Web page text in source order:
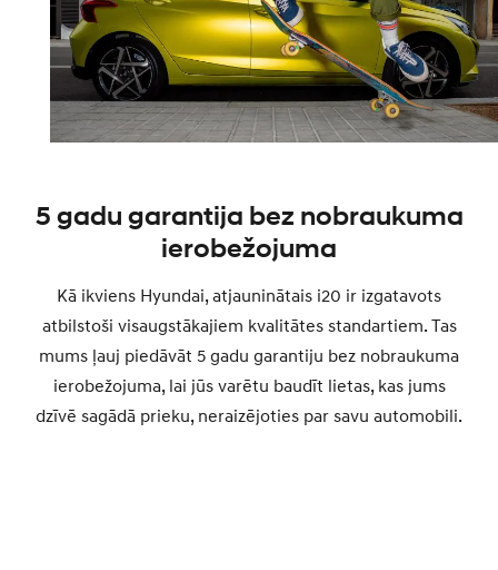
5 gadu garantija bez nobraukuma
ierobežojuma
Kā ikviens Hyundai, atjauninātais i20 ir izgatavots
atbilstoši visaugstākajiem kvalitātes standartiem. Tas
mums ļauj piedāvāt 5 gadu garantiju bez nobraukuma
ierobežojuma, lai jūs varētu baudīt lietas, kas jums
dzīvē sagādā prieku, neraizējoties par savu automobili.